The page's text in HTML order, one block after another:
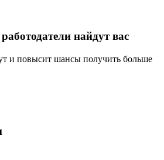
найдут вас
и повысит шансы получить больше